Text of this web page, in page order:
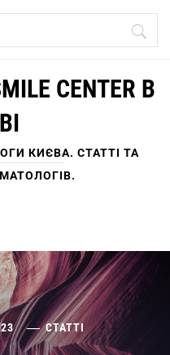
CENTER В
КИЄВА. СТАТТІ ТА
СТАТТІ